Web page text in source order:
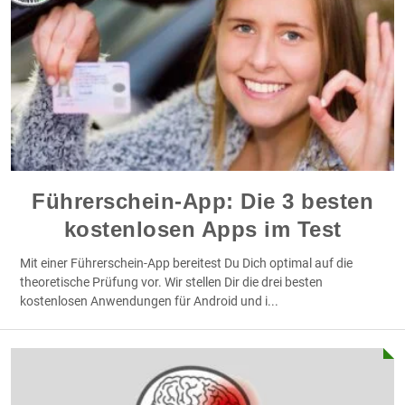
Führerschein-App: Die 3 besten
kostenlosen Apps im Test
Mit einer Führerschein-App bereitest Du Dich optimal auf die
theoretische Prüfung vor. Wir stellen Dir die drei besten
kostenlosen Anwendungen für Android und i...